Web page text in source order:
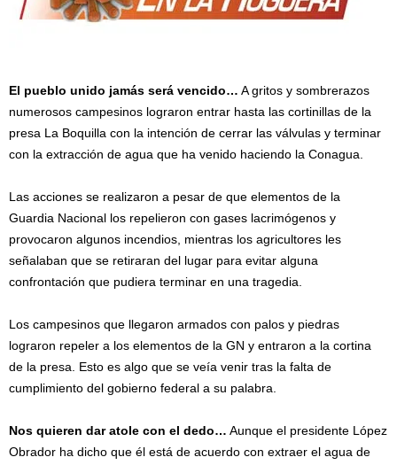
El pueblo unido jamás será vencido… A gritos y sombrerazos
numerosos campesinos lograron entrar hasta las cortinillas de la
presa La Boquilla con la intención de cerrar las válvulas y terminar
con la extracción de agua que ha venido haciendo la Conagua.
Las acciones se realizaron a pesar de que elementos de la
Guardia Nacional los repelieron con gases lacrimógenos y
provocaron algunos incendios, mientras los agricultores les
señalaban que se retiraran del lugar para evitar alguna
confrontación que pudiera terminar en una tragedia.
Los campesinos que llegaron armados con palos y piedras
lograron repeler a los elementos de la GN y entraron a la cortina
de la presa. Esto es algo que se veía venir tras la falta de
cumplimiento del gobierno federal a su palabra.
Nos quieren dar atole con el dedo… Aunque el presidente López
Obrador ha dicho que él está de acuerdo con extraer el agua de